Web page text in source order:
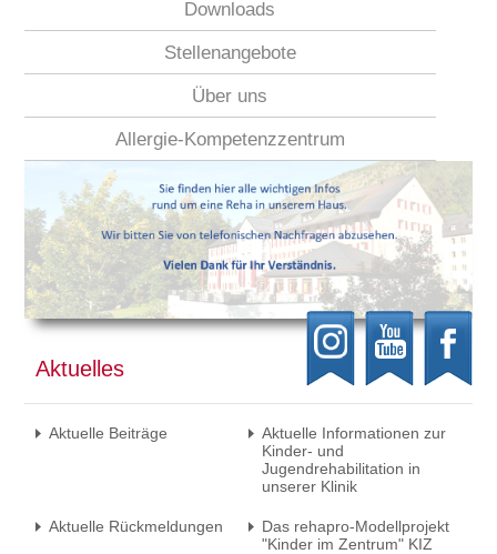
Downloads
Stellenangebote
Über uns
Allergie-Kompetenzzentrum
Aktuelles
Aktuelle Beiträge
Aktuelle Informationen zur
Kinder- und
Jugendrehabilitation in
unserer Klinik
Aktuelle Rückmeldungen
Das rehapro-Modellprojekt
"Kinder im Zentrum" KIZ